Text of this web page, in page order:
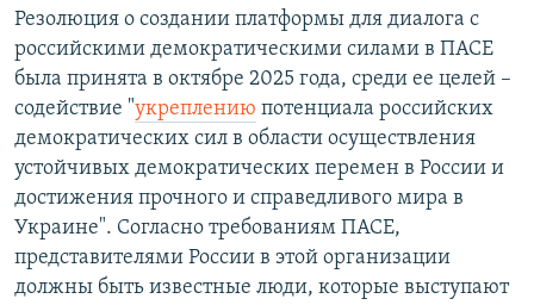
Резолюция о создании платформы для диалога с
российскими демократическими силами в ПАСЕ
была принята в октябре 2025 года, среди ее целей –
содействие "укреплению потенциала российских
демократических сил в области осуществления
устойчивых демократических перемен в России и
достижения прочного и справедливого мира в
Украине". Согласно требованиям ПАСЕ,
представителями России в этой организации
должны быть известные люди, которые выступают